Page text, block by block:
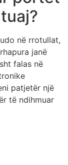
në rrotullat,
janë
falas në
patjetër një
të ndihmuar